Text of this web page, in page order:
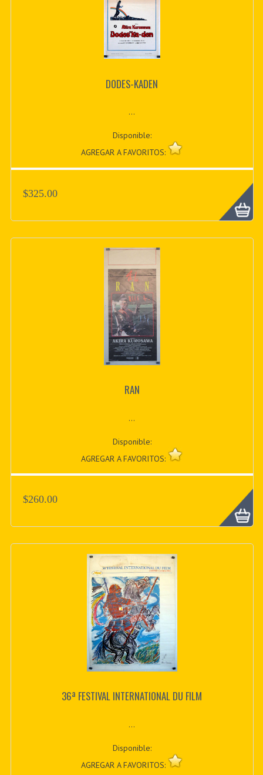
DODES-KADEN
...
Disponible:
AGREGAR A FAVORITOS:
$325.00
RAN
...
Disponible:
AGREGAR A FAVORITOS:
$260.00
36ª FESTIVAL INTERNATIONAL DU FILM
...
Disponible:
AGREGAR A FAVORITOS: